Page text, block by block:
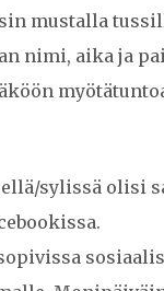
mustalla
nimi, aika ja
sylissä olisi